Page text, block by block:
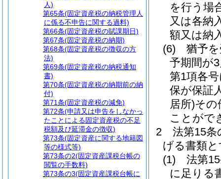
を行う場
又は各納
額又は納
(6)
猶予
予期間が
第1項各
保が保証
居所)その
ことがで
2
法第15
げる書類
(1)
法第
に足りる
人)
第65条(固定資産税の納税管理人
に係る不申告に関する過料)
第66条(固定資産税の賦課期日)
第67条(固定資産税の納期)
第68条(固定資産税の徴収の方
法)
第69条(固定資産税の納税通知
書)
第70条(固定資産税の納期前の納
付)
第71条(固定資産税の減免)
第72条(申請又は申告をしなかっ
たことによる固定資産税の不足
税額及び延滞金の徴収)
第73条(固定資産に関する地籍図
等の様式等)
第73条の2(固定資産課税台帳の
閲覧の手数料)
第73条の3(固定資産課税台帳に